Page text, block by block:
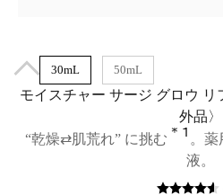
30mL 50mL
モイスチャー サージ グロウ
外品〉
“乾燥⇄肌荒れ” に挑む ＊1 。薬
液。